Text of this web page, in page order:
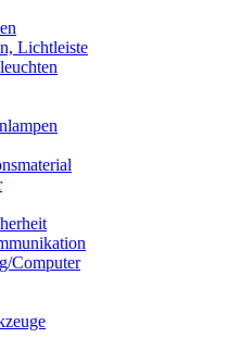
Lichtleiste
Computer